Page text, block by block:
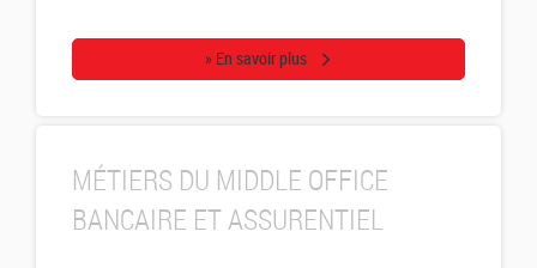
» En savoir plus
MÉTIERS DU MIDDLE OFFICE
BANCAIRE ET ASSURENTIEL